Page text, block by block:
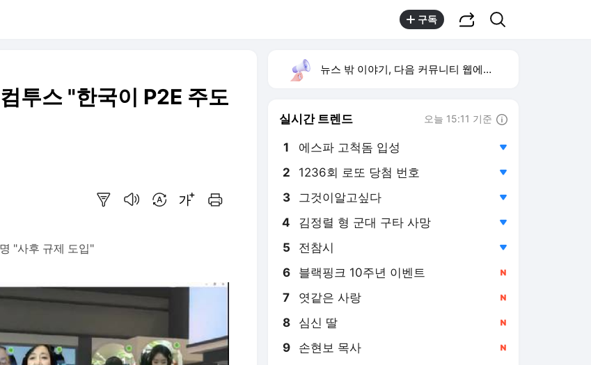
구독
투스 "한국이 P2E 주도
"사후 규제 도입"
뉴스 밖 이야기, 다음 커뮤니티 웹에서 보기
실시간 트렌드 오늘 15:11 기준
1 에스파 고척돔 입성
2 1236회 로또 당첨 번호
3 그것이알고싶다
4 김정렬 형 군대 구타 사망
5 전참시
6 블랙핑크 10주년 이벤트
7 엿같은 사랑
8 심신 딸
9 손현보 목사